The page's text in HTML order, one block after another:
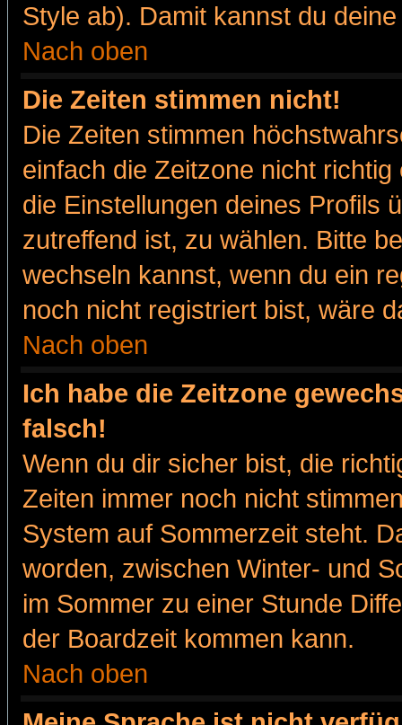
Style ab). Damit kannst du
Nach oben
Die Zeiten stimmen nicht!
Die Zeiten stimmen
einfach die Zeitzone nicht
die Einstellungen deines Profils
zutreffend ist, zu wählen. Bitte
wechseln kannst, wenn du ein
noch nicht registriert bist, wäre
Nach oben
Ich habe die Zeitzone
falsch!
Wenn du dir sicher bist, die
Zeiten immer noch nicht
System auf Sommerzeit steht.
worden, zwischen Winter- und
im Sommer zu einer Stunde
der Boardzeit kommen kann.
Nach oben